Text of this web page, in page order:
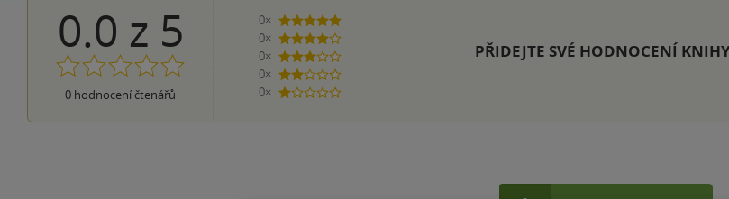
0.0 z 5
0 hodnocení čtenářů
0×
5 hvězdiček
0×
4 hvězdičky
0×
3 hvězdičky
0×
2 hvězdičky
0×
1 hvezdička
PŘIDEJTE SVÉ HODNOCENÍ